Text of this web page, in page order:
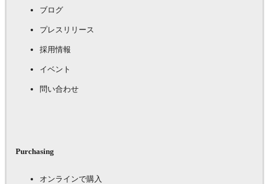
ブログ
プレスリリース
採用情報
イベント
問い合わせ
Purchasing
オンラインで購入